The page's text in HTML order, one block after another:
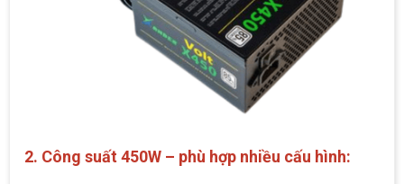
2. Công suất 450W – phù hợp nhiều cấu hình: